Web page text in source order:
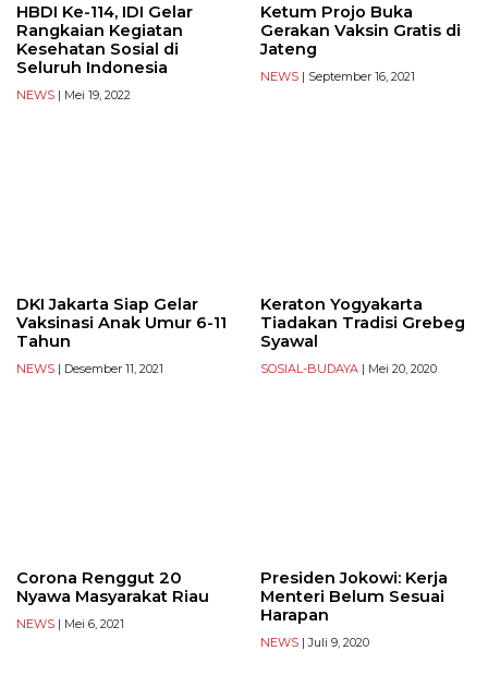
HBDI Ke-114, IDI Gelar
Rangkaian Kegiatan
Kesehatan Sosial di
Seluruh Indonesia
NEWS | Mei 19, 2022
Ketum Projo Buka
Gerakan Vaksin Gratis di
Jateng
NEWS | September 16, 2021
DKI Jakarta Siap Gelar
Vaksinasi Anak Umur 6-11
Tahun
NEWS | Desember 11, 2021
Keraton Yogyakarta
Tiadakan Tradisi Grebeg
Syawal
SOSIAL-BUDAYA | Mei 20, 2020
Corona Renggut 20
Nyawa Masyarakat Riau
NEWS | Mei 6, 2021
Presiden Jokowi: Kerja
Menteri Belum Sesuai
Harapan
NEWS | Juli 9, 2020